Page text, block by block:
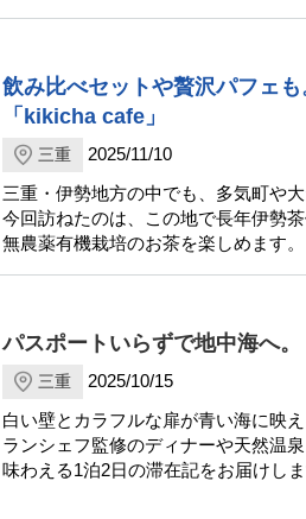
飲み比べセットや贅沢パフェ
「kikicha cafe」
三重
2025/11/10
三重・伊勢地方の中でも、多気町や
今回訪ねたのは、この地で長年伊勢
無農薬有機栽培のお茶を楽しめます。
パスポートいらずで地中海へ
三重
2025/10/15
白い壁とカラフルな扉が青い海に映
ランシェフ監修のディナーや天然温
味わえる1泊2日の滞在記をお届けしま